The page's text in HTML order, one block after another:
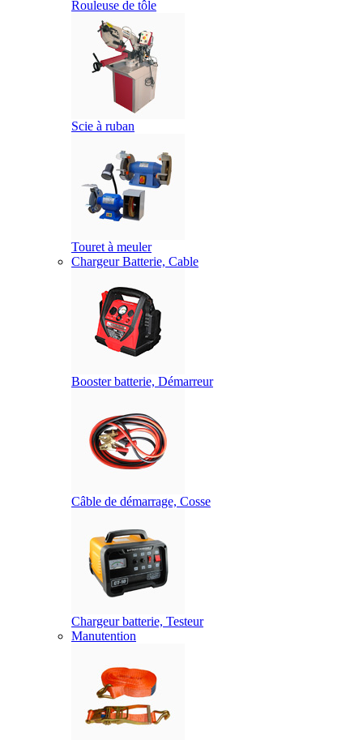
Rouleuse de tôle
Scie à ruban
Touret à meuler
Chargeur Batterie, Cable
Booster batterie, Démarreur
Câble de démarrage, Cosse
Chargeur batterie, Testeur
Manutention